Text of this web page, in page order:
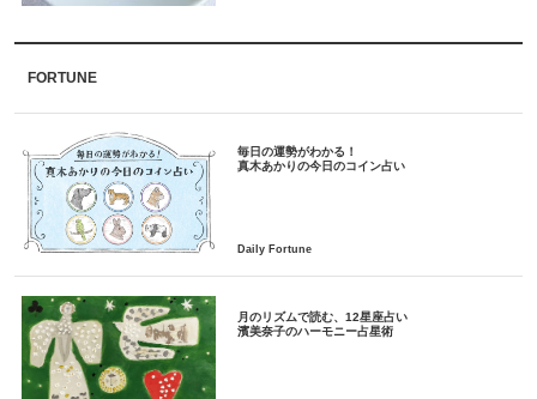
FORTUNE
毎日の運勢がわかる！
月のリズムで読む、12星座占い